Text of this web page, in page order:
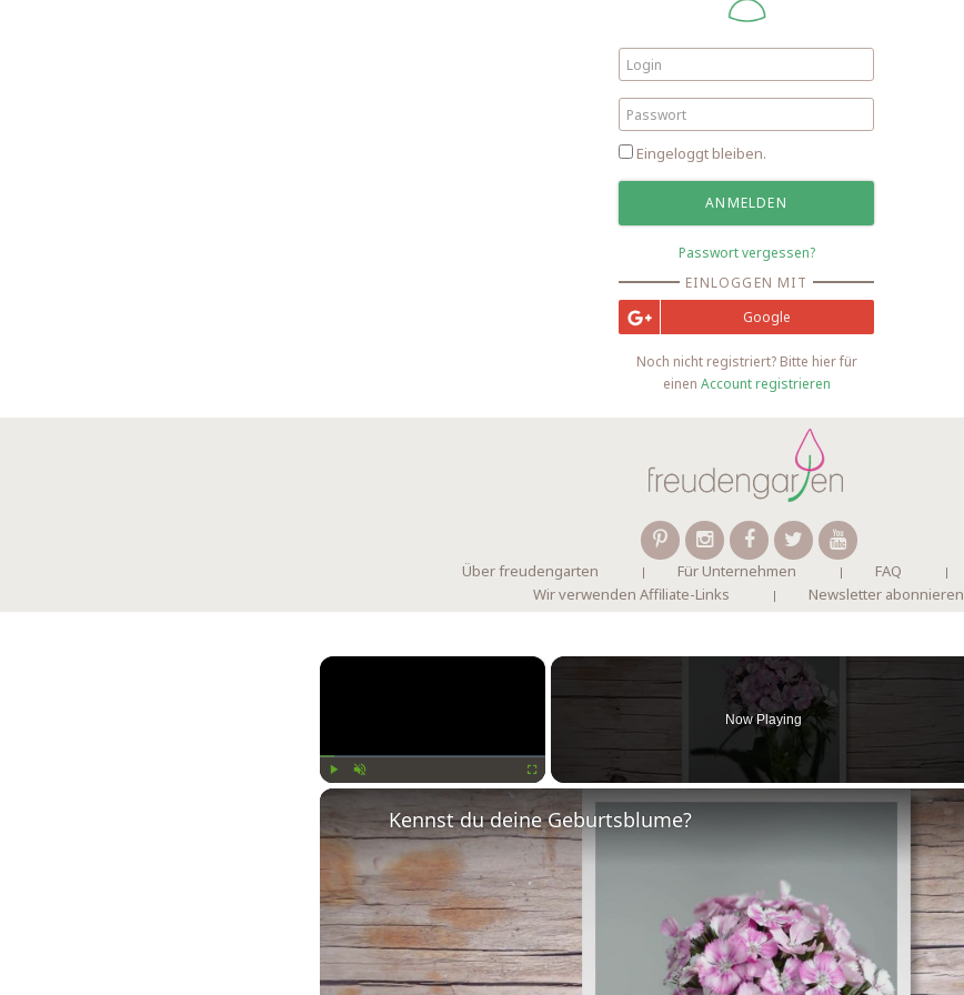
Eingeloggt bleiben.
Passwort vergessen?
EINLOGGEN MIT
Google
Noch nicht registriert? Bitte hier für
einen Account registrieren
Über freudengarten Für Unternehmen FAQ
Wir verwenden Affiliate-Links
Newsletter abonnieren
×
Now Playing
Kennst du deine Geburtsblume?